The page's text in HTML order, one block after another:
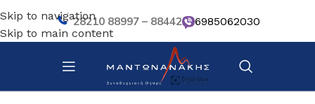
Skip to navigation
Skip to main content
28210 88997 – 88442 6985062030
Αρχική σελίδα/